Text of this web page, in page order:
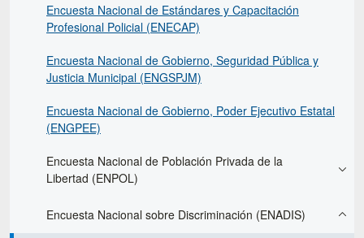
Encuesta Nacional de Estándares y Capacitación
Profesional Policial (ENECAP)
Encuesta Nacional de Gobierno, Seguridad Pública y
Justicia Municipal (ENGSPJM)
Encuesta Nacional de Gobierno, Poder Ejecutivo Estatal
(ENGPEE)
Encuesta Nacional de Población Privada de la
Libertad (ENPOL)
Encuesta Nacional sobre Discriminación (ENADIS)